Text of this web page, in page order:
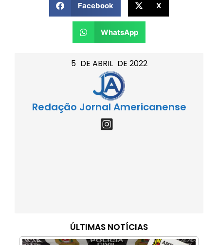
5 DE ABRIL DE 2022
Redação Jornal Americanense
ÚLTIMAS NOTÍCIAS
Facebook X
WhatsApp